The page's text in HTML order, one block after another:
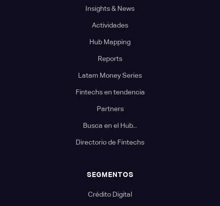
Insights & News
Actividades
Hub Mapping
Reports
Latam Money Series
Fintechs en tendencia
Partners
Busca en el Hub...
Directorio de Fintechs
SEGMENTOS
Crédito Digital